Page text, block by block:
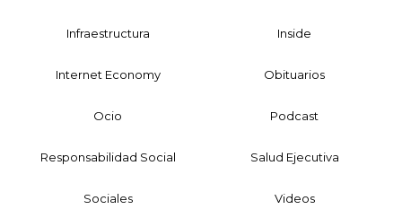
Infraestructura Inside
Internet Economy Obituarios
Ocio Podcast
Responsabilidad Social Salud Ejecutiva
Sociales Videos